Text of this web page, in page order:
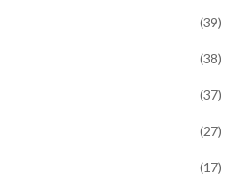
(39)
(38)
(37)
(27)
(17)